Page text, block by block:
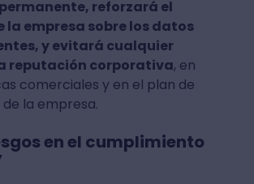
reforzará el
la empresa sobre los datos
y evitará cualquier
reputación corporativa, en
comerciales y en el plan de
la empresa.
en el cumplimiento